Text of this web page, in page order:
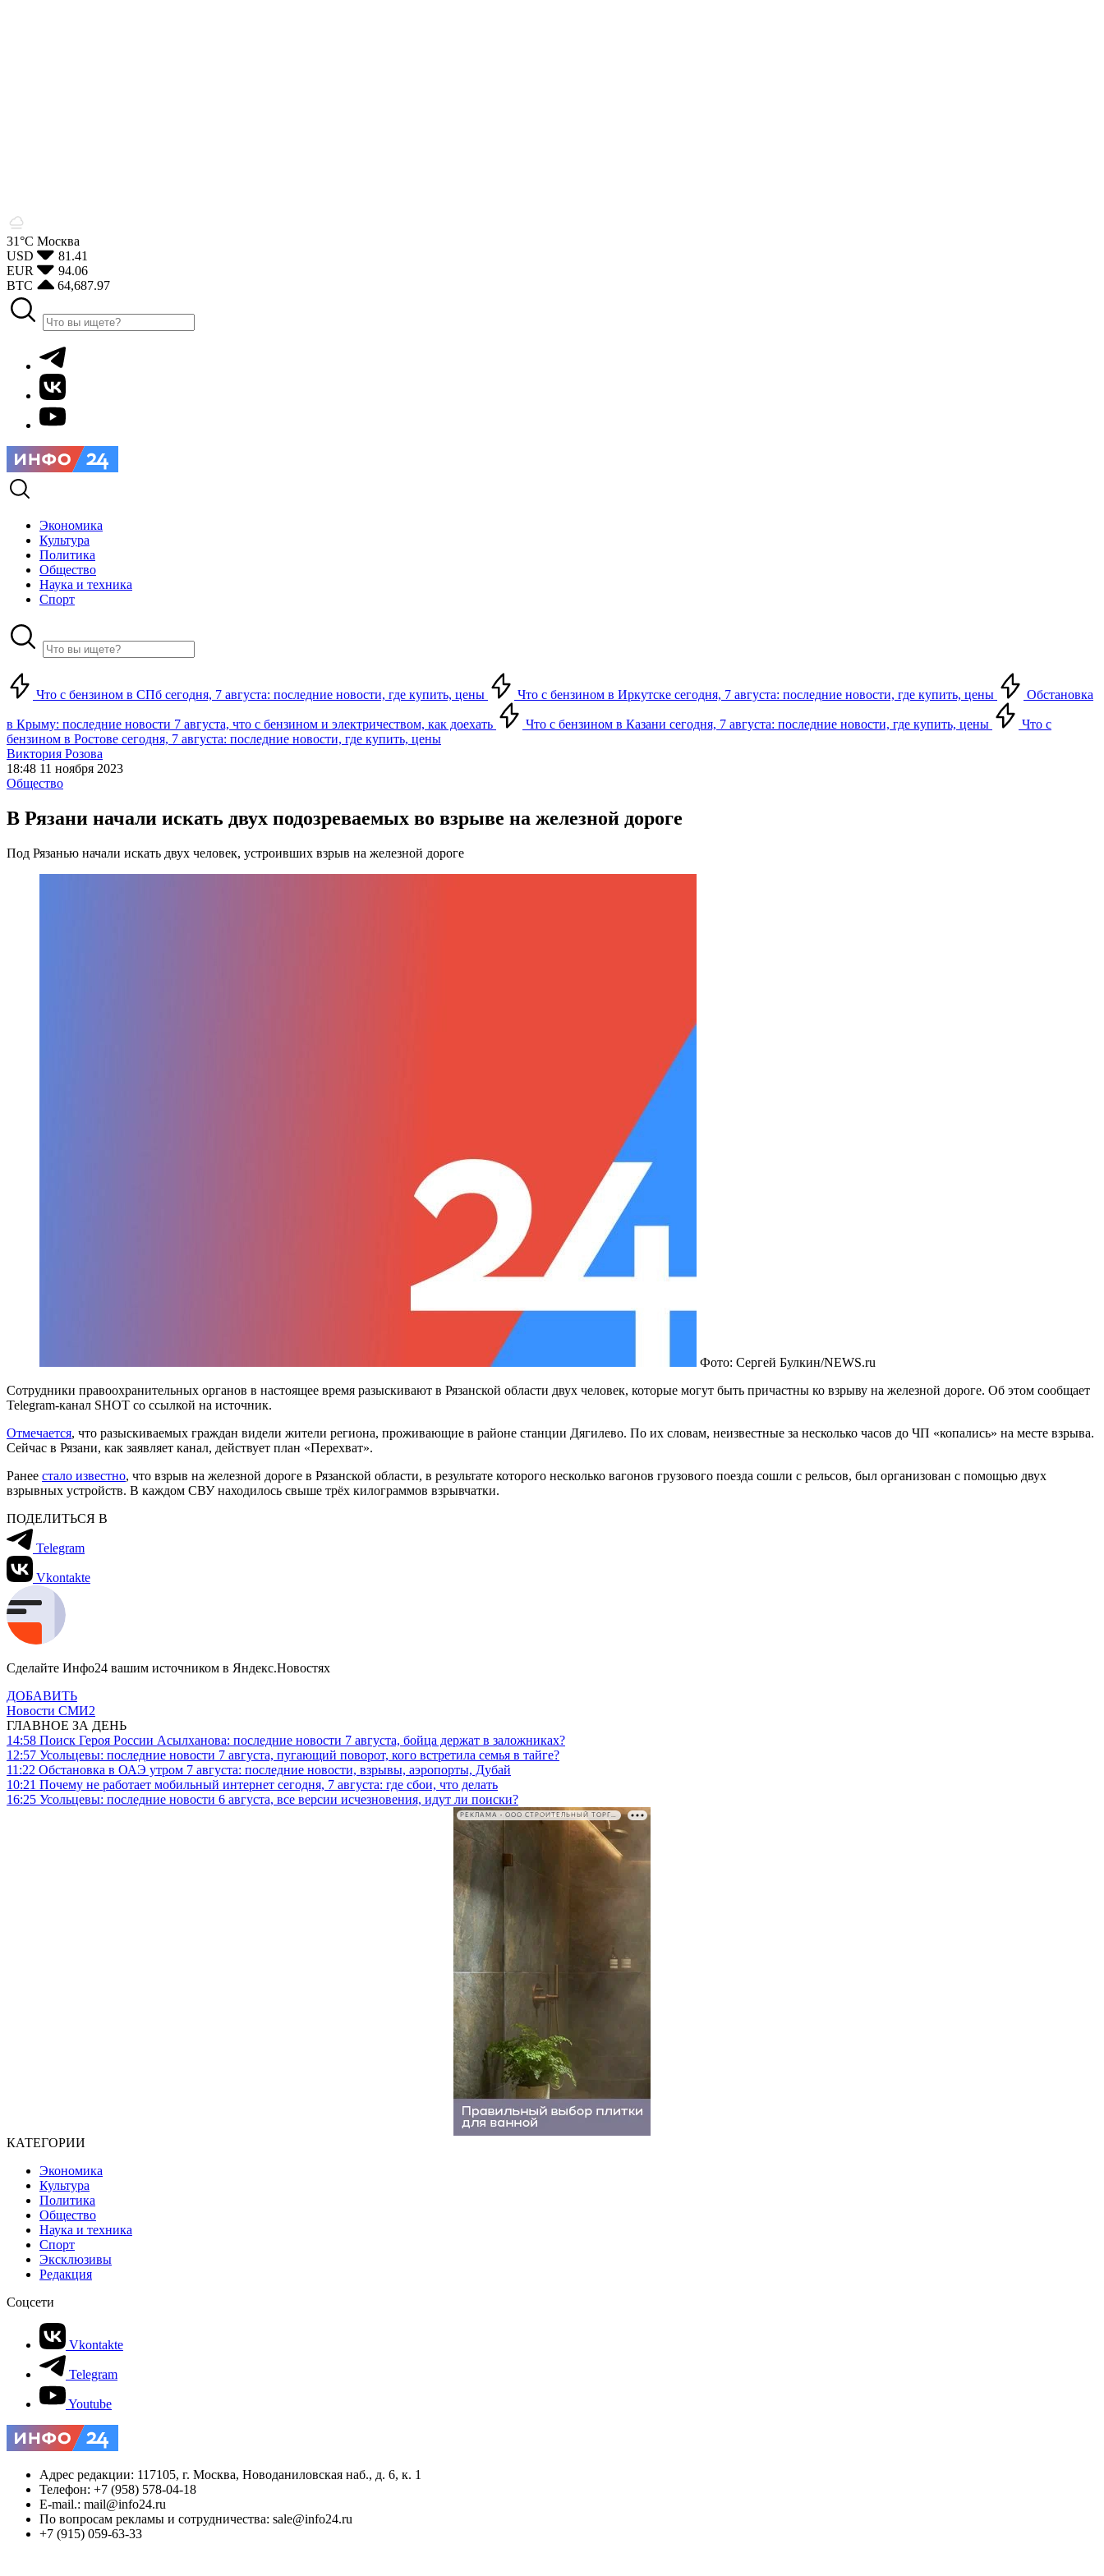
31°С Москва
USD
81.41
EUR
94.06
BTC
64,687.97
Экономика
Культура
Политика
Общество
Наука и техника
Спорт
Что с бензином в СПб сегодня, 7 августа: последние новости, где купить, цены Что с бензином в Иркутске сегодня, 7 августа: последние новости, где купить, цены Обстановка
в Крыму: последние новости 7 августа, что с бензином и электричеством, как доехать Что с бензином в Казани сегодня, 7 августа: последние новости, где купить, цены
Что с
бензином в Ростове сегодня, 7 августа: последние новости, где купить, цены
Виктория Розова
18:48 11 ноября 2023
Общество
В Рязани начали искать двух подозреваемых во взрыве на железной дороге
Под Рязанью начали искать двух человек, устроивших взрыв на железной дороге
Фото: Сергей Булкин/NEWS.ru
Сотрудники правоохранительных органов в настоящее время разыскивают в Рязанской области двух человек, которые могут быть причастны ко взрыву на железной дороге. Об этом сообщает
Telegram-канал SHOT со ссылкой на источник.
Отмечается, что разыскиваемых граждан видели жители региона, проживающие в районе станции Дягилево. По их словам, неизвестные за несколько часов до ЧП «копались» на месте взрыва.
Сейчас в Рязани, как заявляет канал, действует план «Перехват».
Ранее стало известно, что взрыв на железной дороге в Рязанской области, в результате которого несколько вагонов грузового поезда сошли с рельсов, был организован с помощью двух
взрывных устройств. В каждом СВУ находилось свыше трёх килограммов взрывчатки.
ПОДЕЛИТЬСЯ В
Telegram
Vkontakte
Сделайте Инфо24 вашим источником в Яндекс.Новостях
ДОБАВИТЬ
Новости СМИ2
ГЛАВНОЕ ЗА ДЕНЬ
14:58 Поиск Героя России Асылханова: последние новости 7 августа, бойца держат в заложниках?
12:57 Усольцевы: последние новости 7 августа, пугающий поворот, кого встретила семья в тайге?
11:22 Обстановка в ОАЭ утром 7 августа: последние новости, взрывы, аэропорты, Дубай
10:21 Почему не работает мобильный интернет сегодня, 7 августа: где сбои, что делать
16:25 Усольцевы: последние новости 6 августа, все версии исчезновения, идут ли поиски?
РЕКЛАМА • ООО СТРОИТЕЛЬНЫЙ ТОРГОВЫЙ ДОМ «ПЕТРОВИЧ». ИНН: 7802348846
КАТЕГОРИИ
Экономика
Культура
Политика
Общество
Наука и техника
Спорт
Эксклюзивы
Редакция
Соцсети
Vkontakte
Telegram
Youtube
Адрес редакции: 117105, г. Москва, Новоданиловская наб., д. 6, к. 1
Телефон: +7 (958) 578-04-18
E-mail.: mail@info24.ru
По вопросам рекламы и сотрудничества: sale@info24.ru
+7 (915) 059-63-33